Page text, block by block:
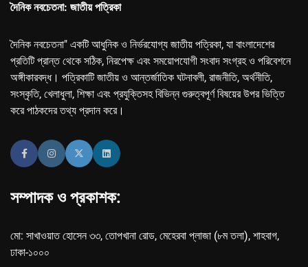
দৈনিক নবচেতনা: জাতীয় পত্রিকা
দৈনিক নবচেতনা" একটি আধুনিক ও নির্ভরযোগ্য জাতীয় পত্রিকা, যা বাংলাদেশের
প্রতিটি প্রান্ত থেকে সঠিক, নিরপেক্ষ এবং সময়োপযোগী সংবাদ সংগ্রহ ও পরিবেশনে
অঙ্গীকারবদ্ধ। পত্রিকাটি জাতীয় ও আন্তর্জাতিক ঘটনাবলী, রাজনীতি, অর্থনীতি,
সংস্কৃতি, খেলাধুলা, শিক্ষা এবং প্রযুক্তিসহ বিভিন্ন গুরুত্বপূর্ণ বিষয়ের উপর ভিত্তি
করে পাঠকদের তথ্য প্রদান করে।
সম্পাদক ও প্রকাশক:
মো: সাখাওয়াত হোসেন ৩৩, তোপখানা রোড, মেহেরবা প্লাজা (৮ম তলা), শাহবাগ,
ঢাকা-১০০০